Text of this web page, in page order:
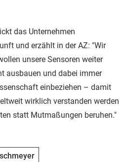
das Unternehmen
und erzählt in der AZ: "Wir
unsere Sensoren weiter
ausbauen und dabei immer
einbeziehen – damit
wirklich verstanden werden
statt Mutmaßungen beruhen."